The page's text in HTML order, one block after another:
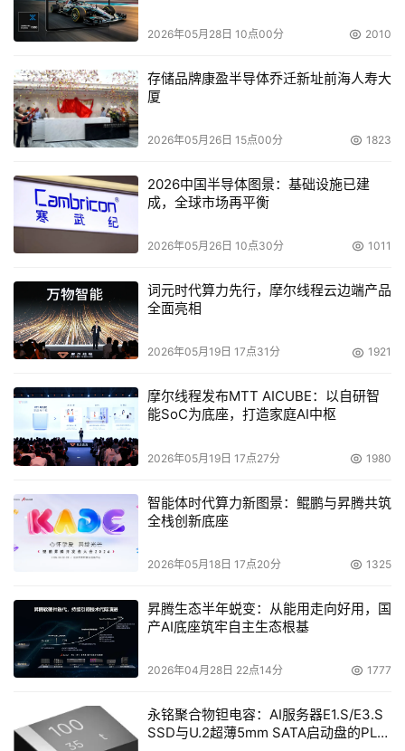
2026年05月28日 10点00分 2010
存储品牌康盈半导体乔迁新址前海人寿大
厦
2026年05月26日 15点00分 1823
2026中国半导体图景：基础设施已建
成，全球市场再平衡
2026年05月26日 10点30分 1011
词元时代算力先行，摩尔线程云边端产品
全面亮相
2026年05月19日 17点31分 1921
摩尔线程发布MTT AICUBE：以自研智
能SoC为底座，打造家庭AI中枢
2026年05月19日 17点27分 1980
智能体时代算力新图景：鲲鹏与昇腾共筑
全栈创新底座
2026年05月18日 17点20分 1325
昇腾生态半年蜕变：从能用走向好用，国
产AI底座筑牢自主生态根基
2026年04月28日 22点14分 1777
永铭聚合物钽电容：AI服务器E1.S/E3.S
SSD与U.2超薄5mm SATA启动盘的PLP